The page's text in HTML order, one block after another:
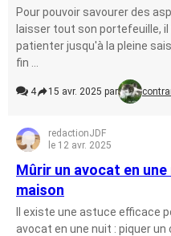
Pour pouvoir savourer des
laisser tout son portefeuille,
patienter jusqu'à la pleine
fin ...
4 15 avr. 2025 par
redactionJDF
le 12 avr. 2025
Mûrir un avocat en
maison
Il existe une astuce efficace
avocat en une nuit : piquer